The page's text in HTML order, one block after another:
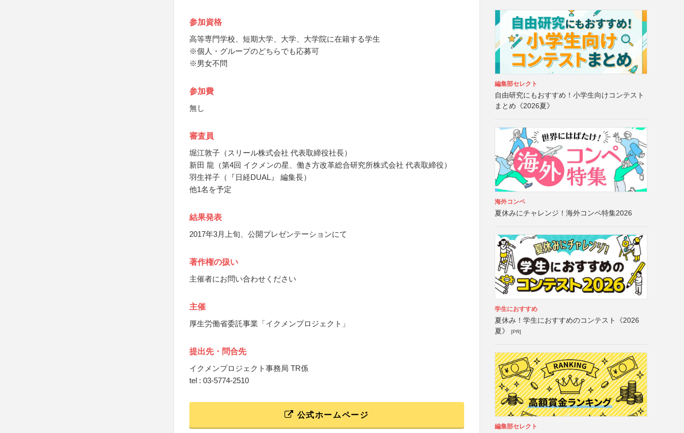
参加資格
高等専門学校、短期大学、大学、大学院に在籍する学生
※個人・グループのどちらでも応募可
※男女不問
参加費
無し
審査員
堀江敦子（スリール株式会社 代表取締役社長）
新田 龍（第4回 イクメンの星、働き方改革総合研究所株式会社 代表取締役）
羽生祥子（『日経DUAL』 編集長）
他1名を予定
結果発表
2017年3月上旬、公開プレゼンテーションにて
著作権の扱い
主催者にお問い合わせください
主催
厚生労働省委託事業「イクメンプロジェクト」
提出先・問合先
イクメンプロジェクト事務局 TR係
tel : 03-5774-2510
公式ホームページ
編集部セレクト
自由研究にもおすすめ！小学生向けコンテスト
まとめ《2026夏》
海外コンペ
夏休みにチャレンジ！海外コンペ特集2026
学生におすすめ
夏休み！学生におすすめのコンテスト《2026
夏》
[PR]
編集部セレクト